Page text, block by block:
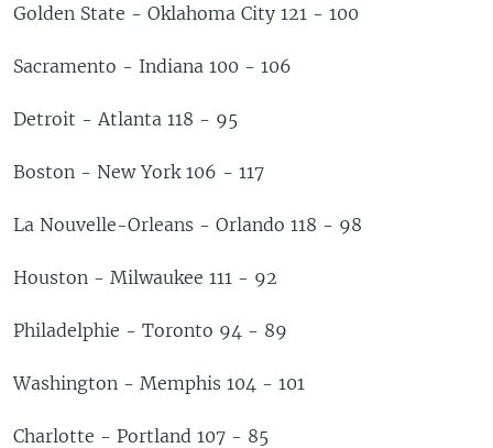
Golden State - Oklahoma City 121 - 100
Sacramento - Indiana 100 - 106
Detroit - Atlanta 118 - 95
Boston - New York 106 - 117
La Nouvelle-Orleans - Orlando 118 - 98
Houston - Milwaukee 111 - 92
Philadelphie - Toronto 94 - 89
Washington - Memphis 104 - 101
Charlotte - Portland 107 - 85